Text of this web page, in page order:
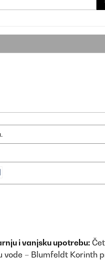
i vanjsku upotrebu:
– Blumfeldt Korinth